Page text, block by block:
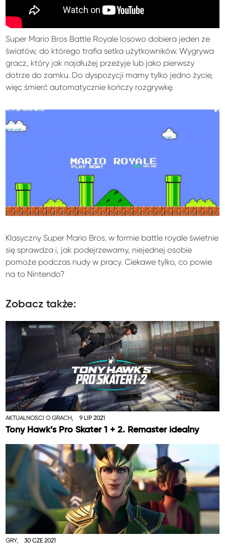
Super Mario Bros Battle Royale losowo dobiera jeden ze
światów, do którego trafia setka użytkowników. Wygrywa
gracz, który jak najdłużej przeżyje lub jako pierwszy
dotrze do zamku. Do dyspozycji mamy tylko jedno życie,
więc śmierć automatycznie kończy rozgrywkę.
Klasyczny Super Mario Bros. w formie battle royale świetnie
się sprawdza i, jak podejrzewamy, niejednej osobie
pomoże podczas nudy w pracy. Ciekawe tylko, co powie
na to Nintendo?
Zobacz także:
AKTUALNOŚCI O GRACH, 9 LIP 2021
Tony Hawk’s Pro Skater 1 + 2. Remaster idealny
GRY, 30 CZE 2021